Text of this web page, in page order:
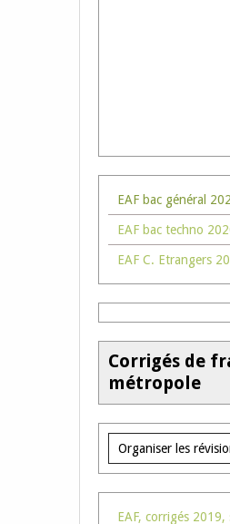
EAF bac général
EAF bac techno
EAF C. Etrangers
Corrigés de
métropole
EAF, corrigés 2019,